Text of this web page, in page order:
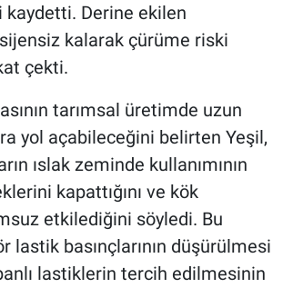
kaydetti. Derine ekilen
kalarak çürüme riski
çekti.
tarımsal üretimde uzun
yol açabileceğini belirten Yeşil,
ıslak zeminde kullanımının
kapattığını ve kök
etkilediğini söyledi. Bu
lastik basınçlarının düşürülmesi
lastiklerin tercih edilmesinin